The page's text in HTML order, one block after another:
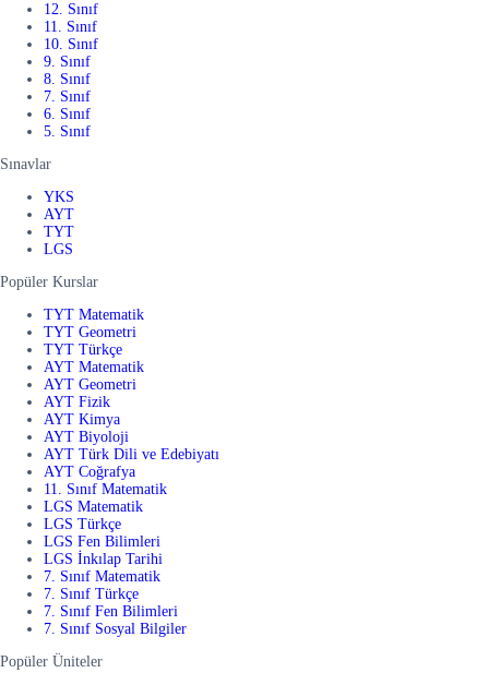
12. Sınıf
11. Sınıf
10. Sınıf
9. Sınıf
8. Sınıf
7. Sınıf
6. Sınıf
5. Sınıf
Sınavlar
YKS
AYT
TYT
LGS
Popüler Kurslar
TYT Matematik
TYT Geometri
TYT Türkçe
AYT Matematik
AYT Geometri
AYT Fizik
AYT Kimya
AYT Biyoloji
AYT Türk Dili ve Edebiyatı
AYT Coğrafya
11. Sınıf Matematik
LGS Matematik
LGS Türkçe
LGS Fen Bilimleri
LGS İnkılap Tarihi
7. Sınıf Matematik
7. Sınıf Türkçe
7. Sınıf Fen Bilimleri
7. Sınıf Sosyal Bilgiler
Popüler Üniteler